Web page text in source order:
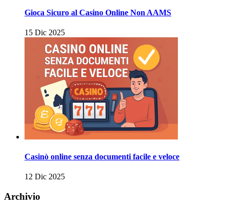
Gioca Sicuro al Casino Online Non AAMS
15 Dic 2025
Casinò online senza documenti facile e veloce
12 Dic 2025
Archivio